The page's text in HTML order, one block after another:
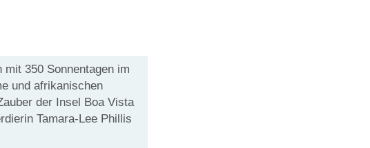
350 Sonnentagen im
und afrikanischen
der Insel Boa Vista
Tamara-Lee Phillis